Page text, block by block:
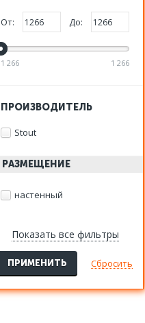
От: До:
1 266 1 266
ПРОИЗВОДИТЕЛЬ
Stout
РАЗМЕЩЕНИЕ
настенный
Показать все фильтры
ПРИМЕНИТЬ Сбросить